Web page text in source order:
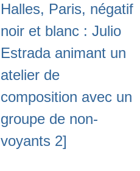
Halles, Paris, négatif
noir et blanc : Julio
Estrada animant un
atelier de
composition avec un
groupe de non-
voyants 2]